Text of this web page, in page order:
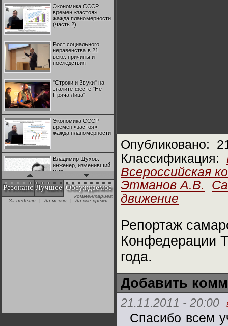
Экономика СССР
времен «застоя»:
жажда планомерности
(часть 2)
Рост социального
неравенства в 21
веке: причины и
последствия
"Строки и Звуки" на
эгалите-фесте "Не
Пряча Лица"
Экономика СССР
времен «застоя»:
жажда планомерности
Владимир Шухов:
инженер, изменивший
мир
"Аркадий Коц" на
эгалите-фесте "Не
Резонанс Лучшее Обсуждаемое
комментариев:
За неделю
| За месяц | За все время
Опубликовано:
Классификация:
Всероссийская
Этманов А.В.
движение
Репортаж
Конфедерации
года.
Добавить
21.11.2011 - 20:00
Спасибо всем